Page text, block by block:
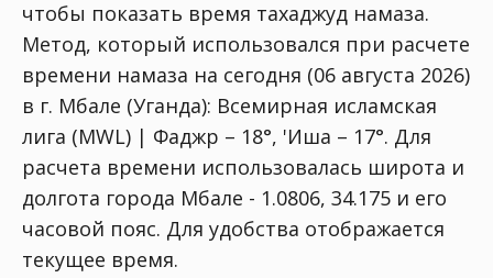
чтобы показать время тахаджуд намаза.
Метод, который использовался при расчете
времени намаза на сегодня (06 августа 2026)
в г. Мбале (Уганда): Всемирная исламская
лига (MWL) | Фаджр – 18°, 'Иша – 17°. Для
расчета времени использовалась широта и
долгота города Мбале - 1.0806, 34.175 и его
часовой пояс. Для удобства отображается
текущее время.